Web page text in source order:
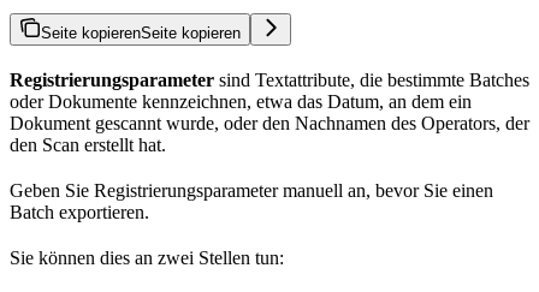
Seite kopierenSeite kopieren
Registrierungsparameter sind Textattribute, die bestimmte Batches
oder Dokumente kennzeichnen, etwa das Datum, an dem ein
Dokument gescannt wurde, oder den Nachnamen des Operators, der
den Scan erstellt hat.
Geben Sie Registrierungsparameter manuell an, bevor Sie einen
Batch exportieren.
Sie können dies an zwei Stellen tun: